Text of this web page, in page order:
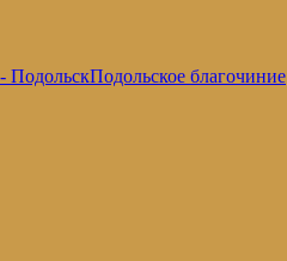
ПодольскПодольское благочиние